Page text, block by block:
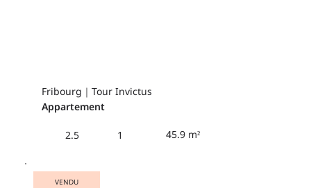
Fribourg｜Tour Invictus
Appartement
2.5 1 45.9 m²
VENDU